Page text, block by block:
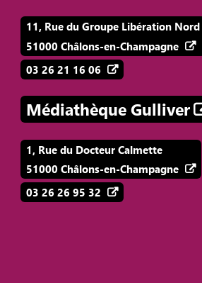
11, Rue du Groupe Libération Nord
51000 Châlons-en-Champagne
03 26 21 16 06
Médiathèque Gulliver
1, Rue du Docteur Calmette
51000 Châlons-en-Champagne
03 26 26 95 32